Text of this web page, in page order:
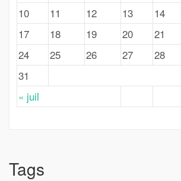
« juil
10
11 12 13 14
17
18 19 20 21
24
25 26 27 28
31
Tags